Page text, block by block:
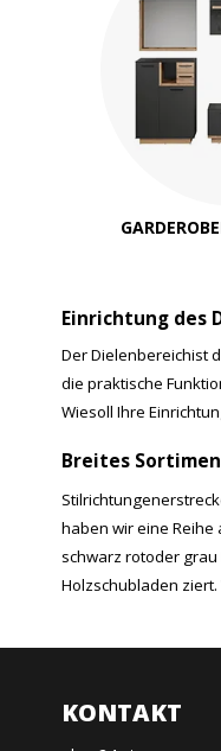
Einrichtung des
Der Dielenbereichist
die praktische
Wiesoll Ihre
Breites
haben wir eine Reihe
schwarz rotoder
Holzschubladen
KONTAKT